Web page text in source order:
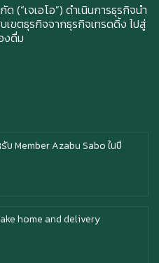
(“เจเอโอ”) ดำเนินการธุรกิจนำ
เขตธุรกิจจากธุรกิจเทรดดิ้ง ไปสู่
งดื่ม
บ Member Azabu Sabo ในปี
home and delivery